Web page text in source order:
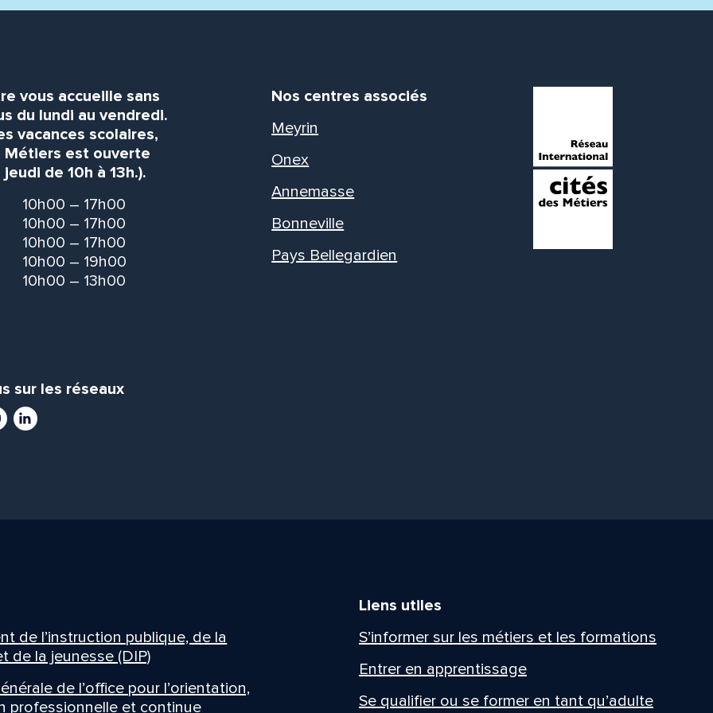
vous accueille sans
du lundi au vendredi.
vacances scolaires,
Métiers est ouverte
de 10h à 13h.).
10h00 – 17h00
10h00 – 17h00
10h00 – 17h00
10h00 – 19h00
10h00 – 13h00
sur les réseaux
LinkedIn
Nos centres associés
Meyrin
Onex
Annemasse
Bonneville
Pays Bellegardien
de l’instruction publique, de la
de la jeunesse (DIP)
de l’office pour l’orientation,
professionnelle et continue
Liens utiles
S’informer sur les métiers et les formations
Entrer en apprentissage
Se qualifier ou se former en tant qu’adulte